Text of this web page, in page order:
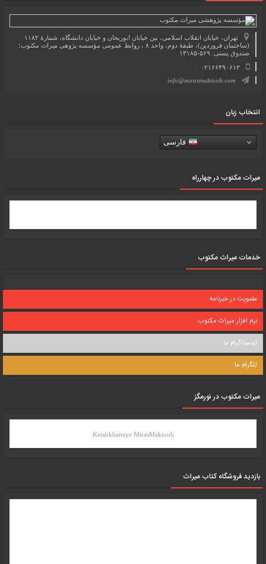
تهران، خیابان انقلاب اسلامی، بین خیابان ابوریحان و خیابان دانشگاه، شمارۀ ۱۱۸۲
(ساختمان فروردین)، طبقۀ دوم، واحد ۸ ، روابط عمومی مؤسسه پژوهی میراث مکتوب؛
صندوق پستی: ۵۶۹-۱۳۱۸۵
۰۲۱۶۶۴۹۰۶۱۲
info@mirasmaktoob.com
انتخاب زبان
فارسی
میرات مکتوب در چهارراه
خدمات میراث مکتوب
عضویت در خبرنامه
نرم افزار میراث مکتوب
اینستاگرام ما
تلگرام ما
میرات مکتوب در نورمگز
Ketabkhaneye MirasMaktoob
بازدید فروشگاه کتاب میراث